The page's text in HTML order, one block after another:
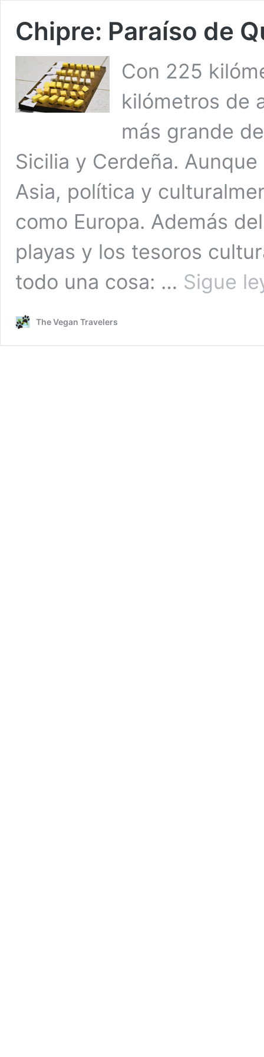
Chipre: Paraíso de
Con 225
kilómetros de
más grande
Sicilia y Cerdeña.
Asia, política y
como Europa. Además
playas y los tesoros
todo una cosa: … Sigue
The Vegan Travelers